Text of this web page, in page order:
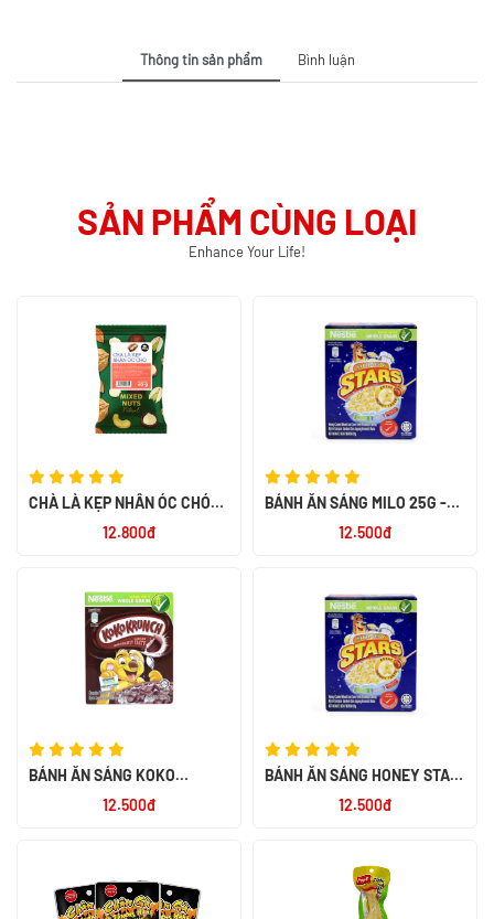
Thông tin sản phẩm Bình luận
SẢN PHẨM CÙNG LOẠI
Enhance Your Life!
CHÀ LÀ KẸP NHÂN ÓC CHÓ
MIX NUTS 60G - SMILE NUTS
12.800đ
BÁNH ĂN SÁNG MILO 25G -
NK PHILIPPIN
12.500đ
BÁNH ĂN SÁNG KOKO
12.500đ
BÁNH ĂN SÁNG HONEY STAR
12.500đ